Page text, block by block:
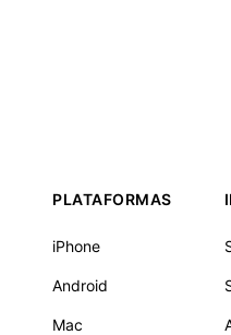
PLATAFORMAS
iPhone
Android
Mac